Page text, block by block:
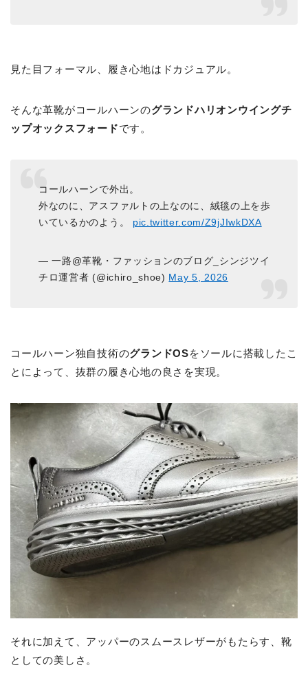
見た目フォーマル、履き心地はドカジュアル。
そんな革靴がコールハーンのグランドハリオンウイングチ
ップオックスフォードです。
コールハーンで外出。
外なのに、アスファルトの上なのに、絨毯の上を歩
いているかのよう。 pic.twitter.com/Z9jJIwkDXA
— 一路@革靴・ファッションのブログ_シンジツイ
チロ運営者 (@ichiro_shoe) May 5, 2026
コールハーン独自技術のグランドOSをソールに搭載したこ
とによって、抜群の履き心地の良さを実現。
それに加えて、アッパーのスムースレザーがもたらす、靴
としての美しさ。